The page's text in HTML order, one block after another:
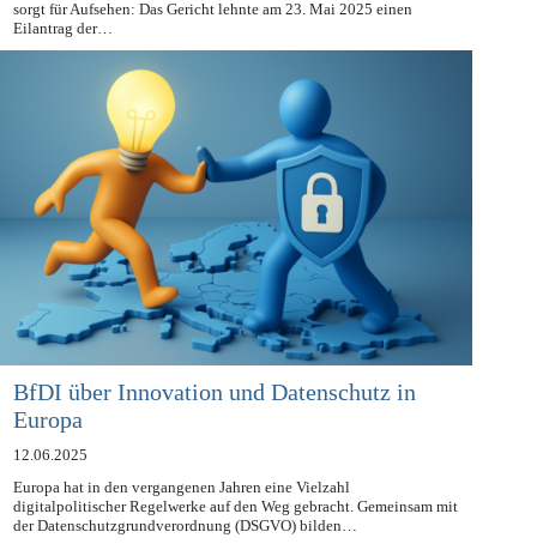
Eine aktuelle Entscheidung des Oberlandesgerichts (OLG) Köln
sorgt für Aufsehen: Das Gericht lehnte am 23. Mai 2025 einen
Eilantrag der…
BfDI über Innovation und Datenschutz in
Europa
12.06.2025
Europa hat in den vergangenen Jahren eine Vielzahl
digitalpolitischer Regelwerke auf den Weg gebracht. Gemeinsam mit